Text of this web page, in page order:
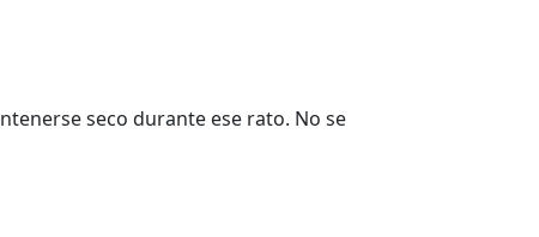
seco durante ese rato. No se